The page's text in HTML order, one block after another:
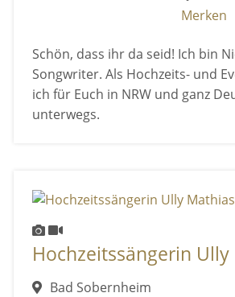
Merken
Schön, dass ihr da seid! Ich bin
Songwriter. Als Hochzeits- und
ich für Euch in NRW und ganz
unterwegs.
Hochzeitssängerin
Bad Sobernheim